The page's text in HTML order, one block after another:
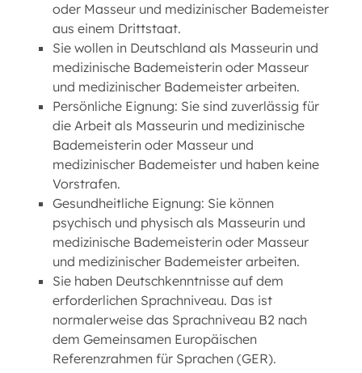
oder Masseur und medizinischer Bademeister
aus einem Drittstaat.
Sie wollen in Deutschland als Masseurin und
medizinische Bademeisterin oder Masseur
und medizinischer Bademeister arbeiten.
Persönliche Eignung: Sie sind zuverlässig für
die Arbeit als Masseurin und medizinische
Bademeisterin oder Masseur und
medizinischer Bademeister und haben keine
Vorstrafen.
Gesundheitliche Eignung: Sie können
psychisch und physisch als Masseurin und
medizinische Bademeisterin oder Masseur
und medizinischer Bademeister arbeiten.
Sie haben Deutschkenntnisse auf dem
erforderlichen Sprachniveau. Das ist
normalerweise das Sprachniveau B2 nach
dem Gemeinsamen Europäischen
Referenzrahmen für Sprachen (GER).